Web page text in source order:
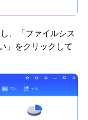
、「ファイルシス
」をクリックして